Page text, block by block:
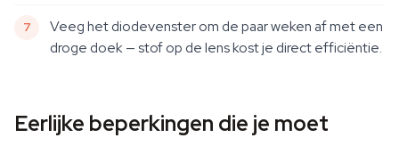
Veeg het diodevenster om de paar weken af met een
droge doek — stof op de lens kost je direct efficiëntie.
Eerlijke beperkingen die je moet